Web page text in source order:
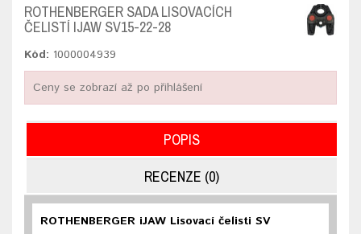
ROTHENBERGER SADA LISOVACÍCH
ČELISTÍ IJAW SV15-22-28
Kód: 1000004939
Ceny se zobrazí až po přihlášení
POPIS
RECENZE (0)
ROTHENBERGER iJAW Lisovací čelisti SV